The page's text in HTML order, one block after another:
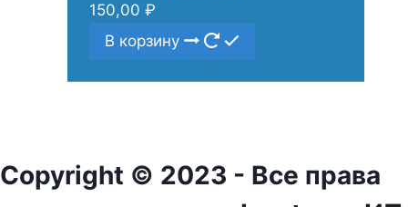
150,00 ₽
В корзину
Copyright © 2023 - Все права